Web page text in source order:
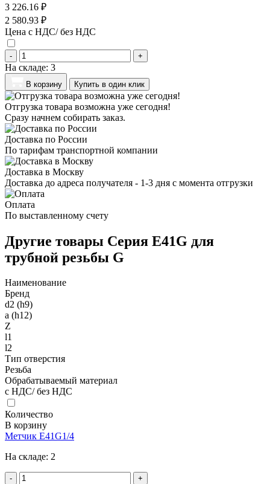
3 226.16 ₽
2 580.93 ₽
Цена с НДС/ без НДС
- +
На складе: 3
В корзину Купить в один клик
Отгрузка товара возможна уже сегодня!
Сразу начнем собирать заказ.
Доставка по России
По тарифам транспортной компании
Доставка в Москву
Доставка до адреса получателя - 1-3 дня с момента отгрузки
Оплата
По выставленному счету
Другие товары Серия E41G для
трубной резьбы G
Наименование
Бренд
d2 (h9)
a (h12)
Z
l1
l2
Тип отверстия
Резьба
Обрабатываемый материал
с НДС/ без НДС
Количество
В корзину
Метчик E41G1/4
На складе: 2
- +